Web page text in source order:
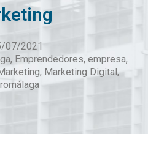
07/2021
, Emprendedores, empresa,
, Marketing Digital,